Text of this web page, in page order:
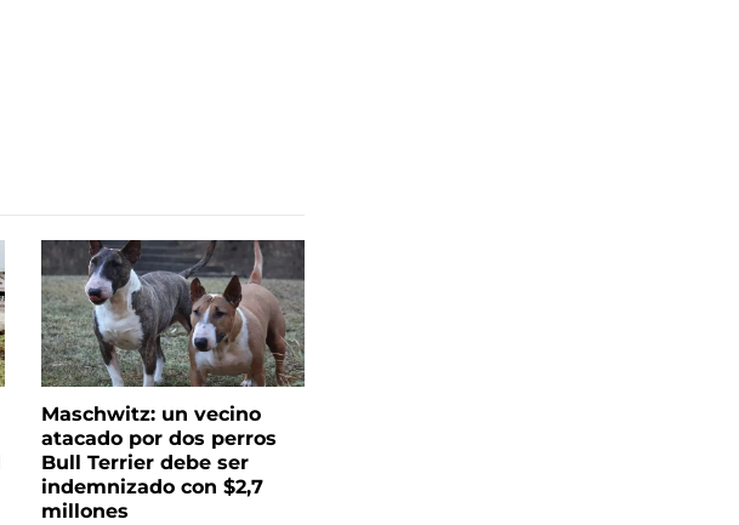
Maschwitz: un vecino
atacado por dos perros
Bull Terrier debe ser
indemnizado con $2,7
millones